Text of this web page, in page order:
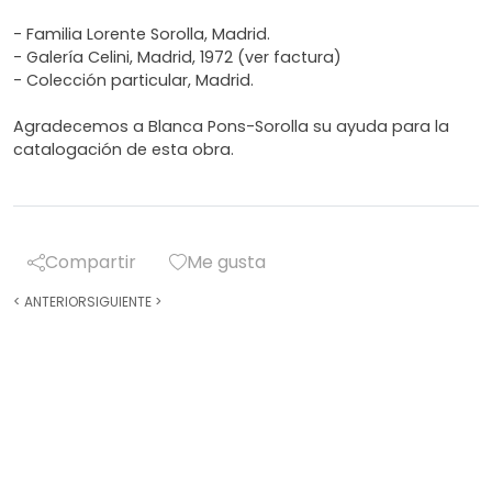
- Familia Lorente Sorolla, Madrid.
- Galería Celini, Madrid, 1972 (ver factura)
- Colección particular, Madrid.
Agradecemos a Blanca Pons-Sorolla su ayuda para la
catalogación de esta obra.
Compartir Me gusta
< ANTERIORSIGUIENTE >